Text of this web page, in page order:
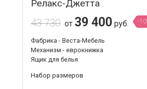
Релакс-Джетта
43 730 от 39 400 руб. -
Фабрика - Веста-Мебель
Механизм - еврокнижка
Ящик для белья
Набор размеров